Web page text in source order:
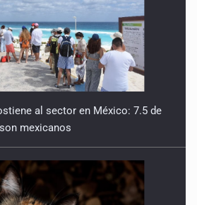
al sector en México: 7.5 de
mexicanos